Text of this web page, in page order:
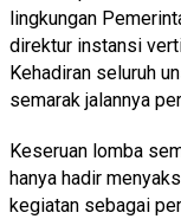
lingkungan
direktur instansi
Kehadiran seluruh
semarak jalannya
Keseruan lomba
hanya hadir
kegiatan sebagai